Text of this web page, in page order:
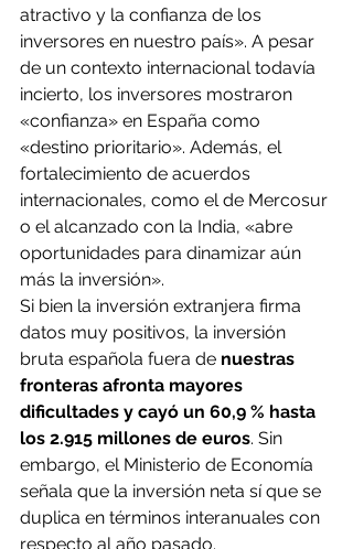
atractivo y la confianza de los
inversores en nuestro país». A pesar
de un contexto internacional todavía
incierto, los inversores mostraron
«confianza» en España como
«destino prioritario». Además, el
fortalecimiento de acuerdos
internacionales, como el de Mercosur
o el alcanzado con la India, «abre
oportunidades para dinamizar aún
más la inversión».
Si bien la inversión extranjera firma
datos muy positivos, la inversión
bruta española fuera de nuestras
fronteras afronta mayores
dificultades y cayó un 60,9 % hasta
los 2.915 millones de euros. Sin
embargo, el Ministerio de Economía
señala que la inversión neta sí que se
duplica en términos interanuales con
respecto al año pasado.